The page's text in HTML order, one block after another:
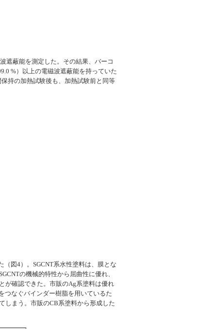
遮蔽能を測定した。その結果、バーコ
%）以上の電磁波遮蔽能を持っていた
持の加熱試験後も、加熱試験前と同等
図4）。SGCNT系水性塗料は、膜とな
の機械的特性から屈曲性に優れ、
が確認できた。市販のAg系塗料は優れ
つなぐバインダー樹脂を用いているた
しまう。市販のCB系塗料から形成した